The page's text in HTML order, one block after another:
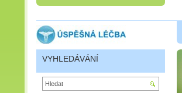
VYHLEDÁVÁNÍ